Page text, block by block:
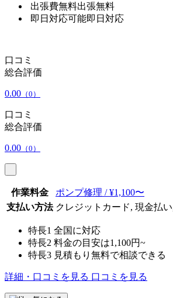
出張費無料出張無料
即日対応可能即日対応
口コミ
総合評価
0.00 （0）
口コミ
総合評価
0.00 （0）
作業料金
ポンプ修理 / ¥1,100〜
支払い方法 クレジットカード, 現金払
特長1 全国に対応
特長2 料金の目安は1,100円~
特長3 見積もり無料で相談できる
詳細・口コミを見る 口コミを見る